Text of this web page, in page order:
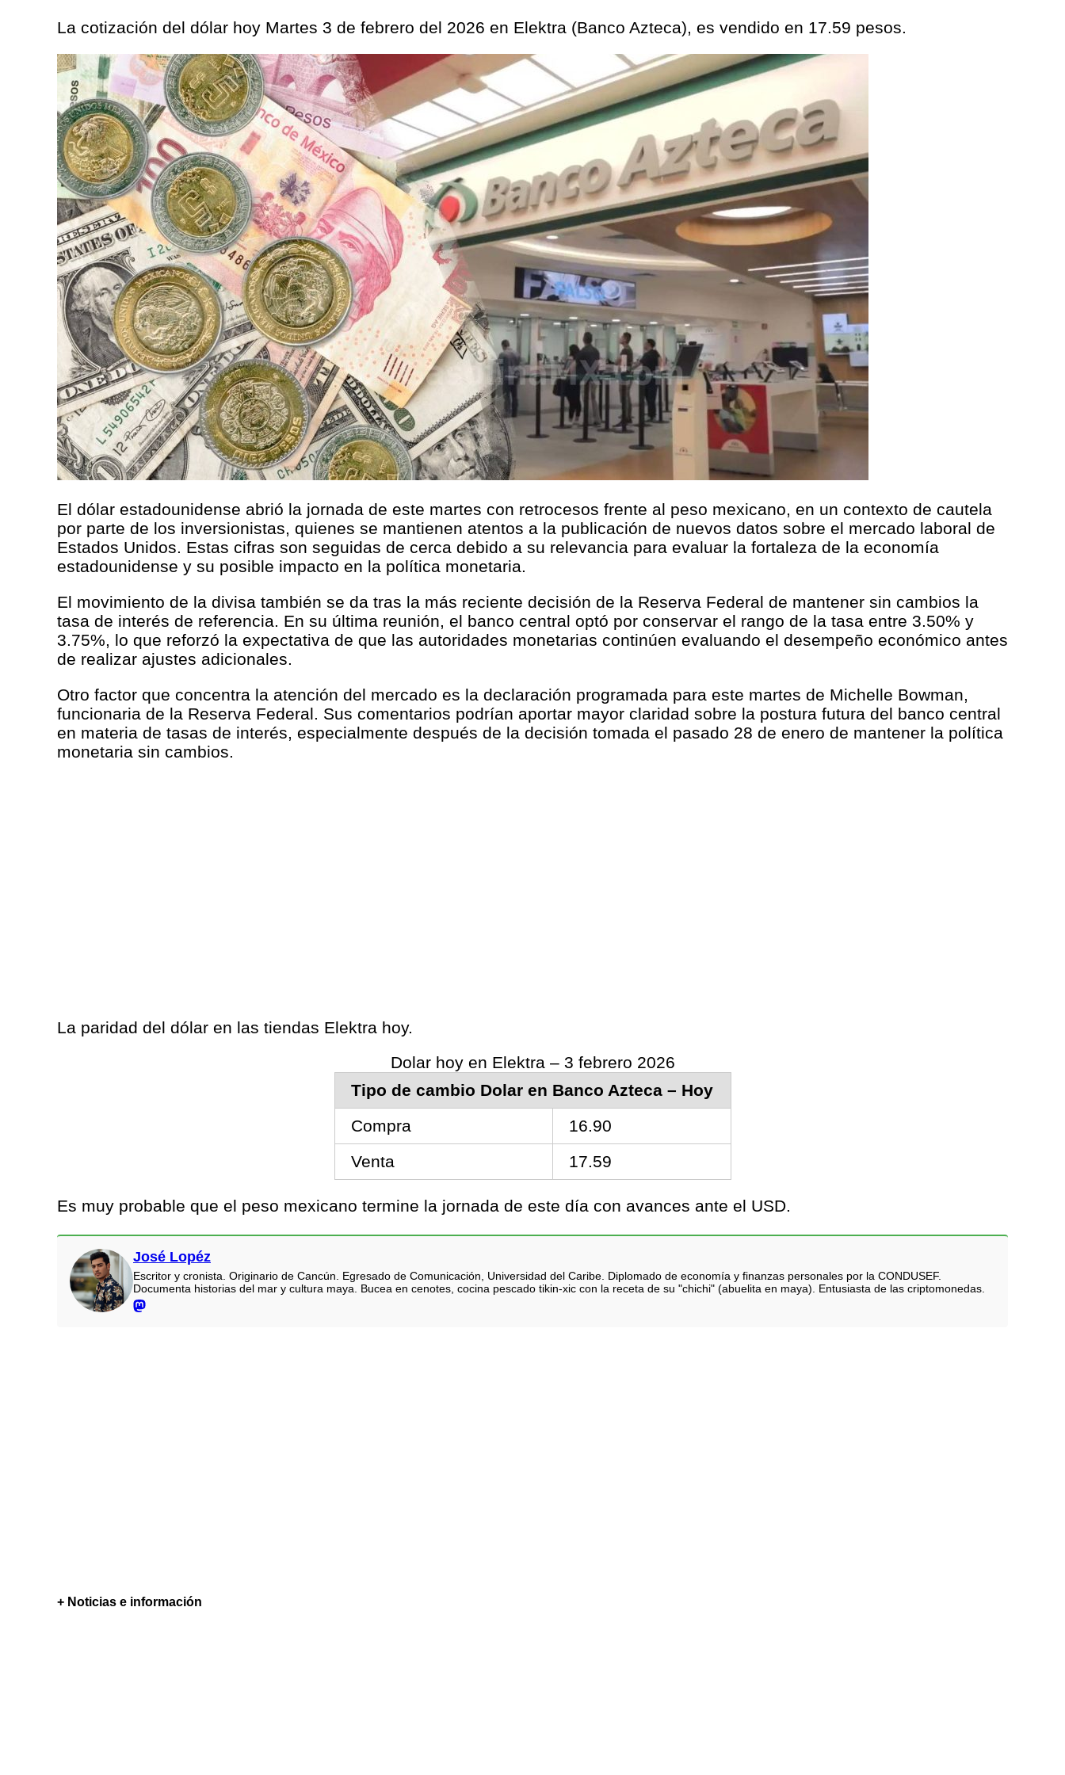
La cotización del dólar hoy Martes 3 de febrero del 2026 en Elektra (Banco Azteca), es vendido en 17.59 pesos.
El dólar estadounidense abrió la jornada de este martes con retrocesos frente al peso mexicano, en un contexto de cautela
por parte de los inversionistas, quienes se mantienen atentos a la publicación de nuevos datos sobre el mercado laboral de
Estados Unidos. Estas cifras son seguidas de cerca debido a su relevancia para evaluar la fortaleza de la economía
estadounidense y su posible impacto en la política monetaria.
El movimiento de la divisa también se da tras la más reciente decisión de la Reserva Federal de mantener sin cambios la
tasa de interés de referencia. En su última reunión, el banco central optó por conservar el rango de la tasa entre 3.50% y
3.75%, lo que reforzó la expectativa de que las autoridades monetarias continúen evaluando el desempeño económico antes
de realizar ajustes adicionales.
Otro factor que concentra la atención del mercado es la declaración programada para este martes de Michelle Bowman,
funcionaria de la Reserva Federal. Sus comentarios podrían aportar mayor claridad sobre la postura futura del banco central
en materia de tasas de interés, especialmente después de la decisión tomada el pasado 28 de enero de mantener la política
monetaria sin cambios.
La paridad del dólar en las tiendas Elektra hoy.
Dolar hoy en Elektra – 3 febrero 2026
Tipo de cambio Dolar en Banco Azteca – Hoy
Compra
16.90
Venta
17.59
Es muy probable que el peso mexicano termine la jornada de este día con avances ante el USD.
José Lopéz
Escritor y cronista. Originario de Cancún. Egresado de Comunicación, Universidad del Caribe. Diplomado de economía y finanzas personales por la CONDUSEF.
Documenta historias del mar y cultura maya. Bucea en cenotes, cocina pescado tikin-xic con la receta de su "chichi" (abuelita en maya). Entusiasta de las criptomonedas.
+ Noticias e información